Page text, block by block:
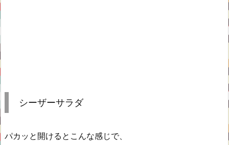
シーザーサラダ
パカッと開けるとこんな感じで、